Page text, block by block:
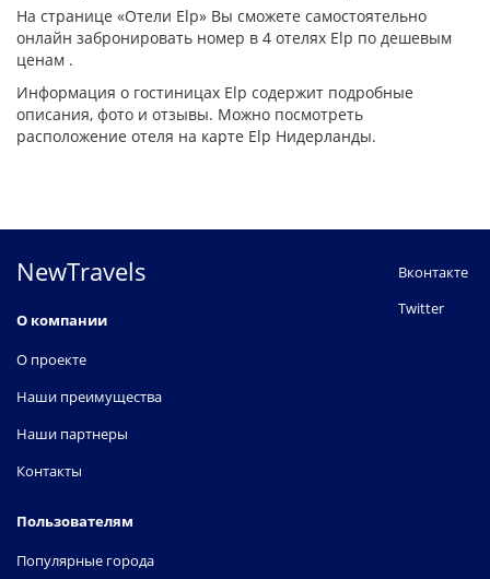
На странице «Отели Elp» Вы сможете самостоятельно
онлайн забронировать номер в 4 отелях Elp по дешевым
ценам .
Информация о гостиницах Elp содержит подробные
описания, фото и отзывы. Можно посмотреть
расположение отеля на карте Elp Нидерланды.
NewTravels
О компании
О проекте
Наши преимущества
Наши партнеры
Контакты
Пользователям
Популярные города
Вконтакте
Twitter